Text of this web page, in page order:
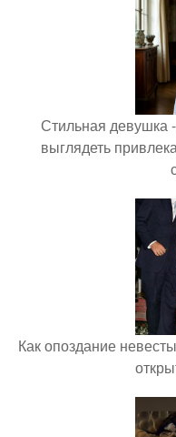
Стильная девушка
выглядеть
Как опоздание